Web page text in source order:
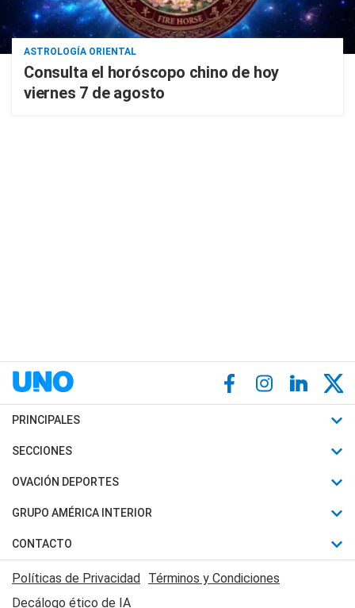
ASTROLOGÍA ORIENTAL
Consulta el horóscopo chino de hoy
viernes 7 de agosto
PRINCIPALES
Últimas Noticias
Política
Judiciales
Economia
SECCIONES
Horóscopo
Motores
Trucos caseros
Series y Películas
OVACIÓN DEPORTES
Fútbol
Mundial
Automovilismo
Rugby
GRUPO AMÉRICA INTERIOR
Canal 7 en Vivo
CONTACTO
Acerca de Nosotros
Contactanos
Políticas de Privacidad Términos y Condiciones
Decálogo ético de IA